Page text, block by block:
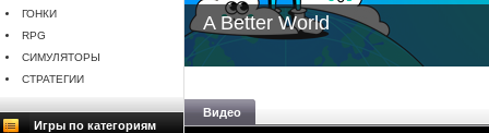
ГОНКИ
RPG
СИМУЛЯТОРЫ
СТРАТЕГИИ
Игры по категориям
A Better World
Видео